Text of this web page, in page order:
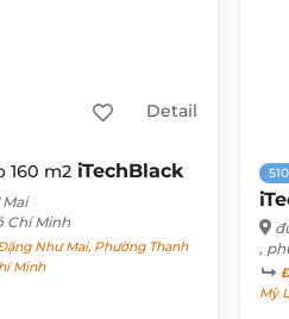
Detail
160 m2 iTechBlack
Chí Minh
Như Mai, Phường Thạnh
Minh
,
Mỹ